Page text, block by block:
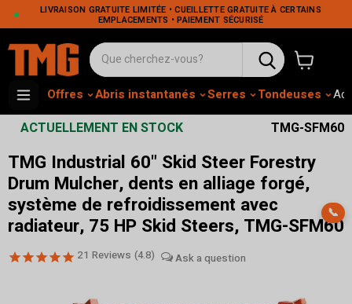
LIVRAISON GRATUITE LIMITÉE • CUEILLETTE GRATUITE À CERTAINS
EMPLACEMENTS • PAIEMENT SÉCURISÉ
Voir le
Offres Abris instantanés Serres Tondeuses
ACTUELLEMENT EN STOCK TMG-SFM60
TMG Industrial 60" Skid Steer Forestry
Drum Mulcher, dents en alliage forgé,
système de refroidissement avec
radiateur, 75 HP Skid Steers, TMG-SFM60
21 Reviews
📞